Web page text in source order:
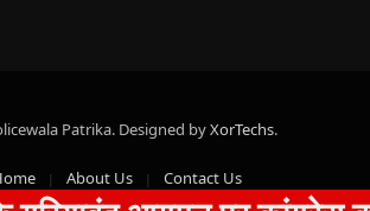
Patrika. Designed byXorTechs.
About Us Contact Us